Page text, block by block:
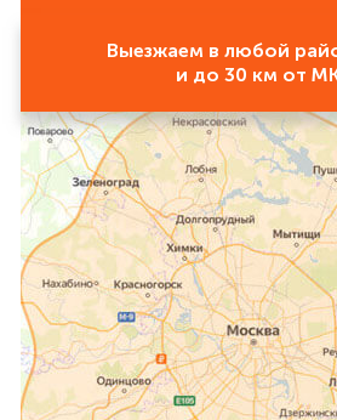
Выезжаем в любой
и до 30 км от